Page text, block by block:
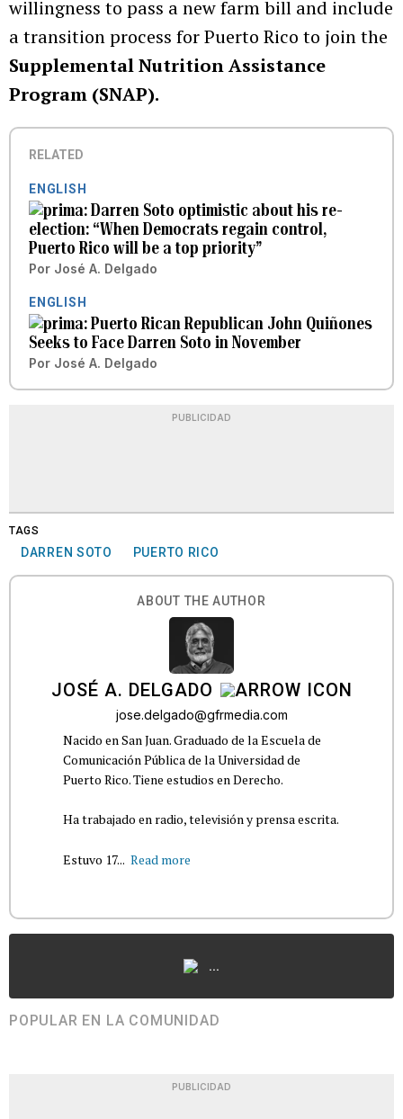
willingness to pass a new farm bill and include
a transition process for Puerto Rico to join the
Supplemental Nutrition Assistance
Program (SNAP).
RELATED
ENGLISH
Darren Soto optimistic about his re-
election: “When Democrats regain control,
Puerto Rico will be a top priority”
Por José A. Delgado
ENGLISH
Puerto Rican Republican John Quiñones
Seeks to Face Darren Soto in November
Por José A. Delgado
PUBLICIDAD
TAGS
DARREN SOTO PUERTO RICO
ABOUT THE AUTHOR
JOSÉ A. DELGADO
jose.delgado@gfrmedia.com
Nacido en San Juan. Graduado de la Escuela de
Comunicación Pública de la Universidad de
Puerto Rico. Tiene estudios en Derecho.
Ha trabajado en radio, televisión y prensa escrita.
Estuvo 17... Read more
...
POPULAR EN LA COMUNIDAD
PUBLICIDAD